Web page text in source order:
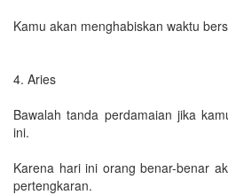
Kamu akan menghabiskan waktu
4. Aries
Bawalah tanda perdamaian jika
ini.
Karena hari ini orang benar-benar
pertengkaran.